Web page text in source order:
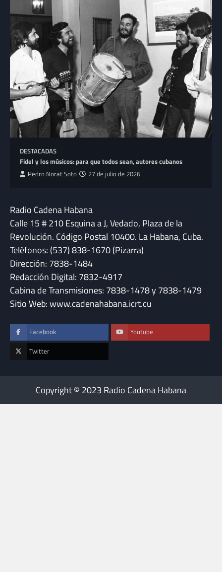
DESTACADAS
Fidel y los músicos: para que todos sean, autores cubanos
Pedro Norat Soto 27 de julio de 2026
Radio Cadena Habana
Calle 15 # 210 Esquina a J, Vedado, Plaza de la
Revolución. Código Postal 10400. La Habana, Cuba.
Teléfonos: (537) 838-1670 (Pizarra)
Dirección: 7838-1484
Redacción Digital: 7832-4917
Cabina de Transmisiones: 7838-1478 y 7838-1479
Sitio Web: www.cadenahabana.icrt.cu
Facebook Youtube
Twitter